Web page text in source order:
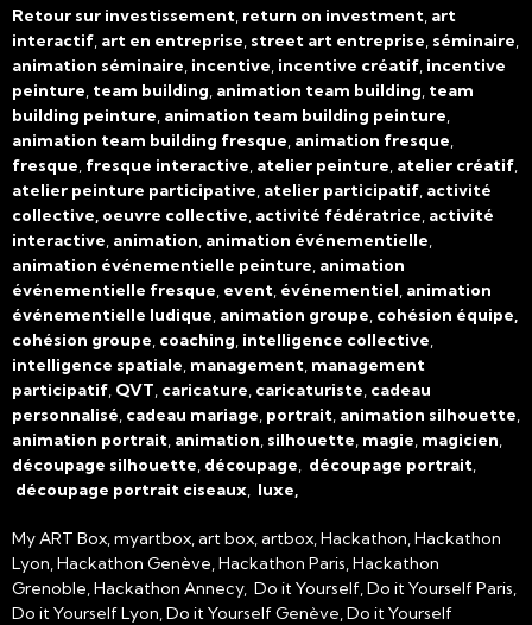
Retour sur investissement, return on investment, art
interactif, art en entreprise, street art entreprise, séminaire,
animation séminaire, incentive, incentive créatif, incentive
peinture, team building, animation team building, team
building peinture, animation team building peinture,
animation team building fresque, animation fresque,
fresque, fresque interactive, atelier peinture, atelier créatif,
atelier peinture participative, atelier participatif, activité
collective, oeuvre collective, activité fédératrice, activité
interactive, animation, animation événementielle,
animation événementielle peinture, animation
événementielle fresque, event, événementiel, animation
événementielle ludique, animation groupe, cohésion équipe,
cohésion groupe, coaching, intelligence collective,
intelligence spatiale, management, management
participatif, QVT, caricature, caricaturiste, cadeau
personnalisé, cadeau mariage, portrait, animation silhouette,
animation portrait, animation, silhouette, magie, magicien,
découpage silhouette, découpage, découpage portrait,
découpage portrait ciseaux, luxe,
My ART Box, myartbox, art box, artbox, Hackathon, Hackathon
Lyon, Hackathon Genève, Hackathon Paris, Hackathon
Grenoble, Hackathon Annecy, Do it Yourself, Do it Yourself Paris,
Do it Yourself Lyon, Do it Yourself Genève, Do it Yourself